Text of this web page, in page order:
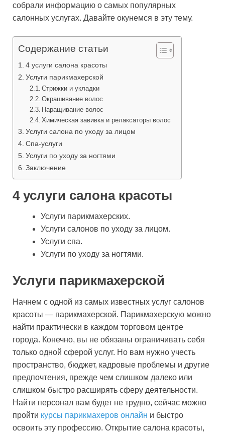
собрали информацию о самых популярных
салонных услугах. Давайте окунемся в эту тему.
Содержание статьи
4 услуги салона красоты
Услуги парикмахерской
Стрижки и укладки
Окрашивание волос
Наращивание волос
Химическая завивка и релаксаторы волос
Услуги салона по уходу за лицом
Спа-услуги
Услуги по уходу за ногтями
Заключение
4 услуги салона красоты
Услуги парикмахерских.
Услуги салонов по уходу за лицом.
Услуги спа.
Услуги по уходу за ногтями.
Услуги парикмахерской
Начнем с одной из самых известных услуг салонов
красоты — парикмахерской. Парикмахерскую можно
найти практически в каждом торговом центре
города. Конечно, вы не обязаны ограничивать себя
только одной сферой услуг. Но вам нужно учесть
пространство, бюджет, кадровые проблемы и другие
предпочтения, прежде чем слишком далеко или
слишком быстро расширять сферу деятельности.
Найти персонал вам будет не трудно, сейчас можно
пройти курсы парикмахеров онлайн и быстро
освоить эту профессию. Открытие салона красоты,